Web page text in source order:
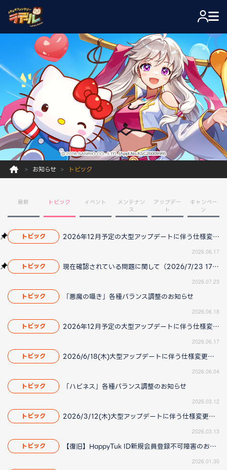
お知らせ トピック
最新 トピック イベント
メンテナン
ス
アップデー
ト
キャンペー
ン
トピック 2026年12月予定の大型アップデートに伴う仕様変更のお知らせ
2026.06.17
トピック 現在確認されている問題に関して（2026/7/23 17:00更新）
2026.07.23
トピック 「悪魔の囁き」各種バランス調整のお知らせ
2026.06.18
トピック 2026年12月予定の大型アップデートに伴う仕様変更のお知らせ
2026.06.17
トピック 2026/6/18(木)大型アップデートに伴う仕様変更のお知らせ(2026/06/04 更新)
2026.06.04
トピック 「ハピネス」各種バランス調整のお知らせ
2026.03.12
トピック 2026/3/12(木)大型アップデートに伴う仕様変更のお知らせ(2026/3/13更新)
2026.03.13
トピック 【復旧】HappyTuk ID新規会員登録不可障害のお知らせ
2026.01.30